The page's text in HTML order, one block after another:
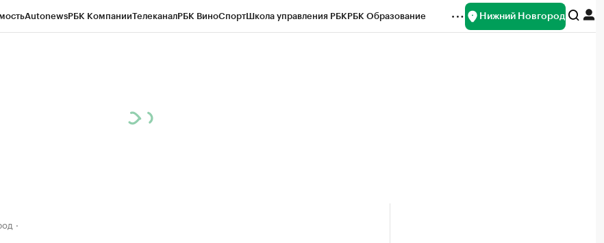
AutonewsРБК КомпанииТелеканалРБК ВиноСпортШкола управления РБКРБК Образование Нижний Новгород